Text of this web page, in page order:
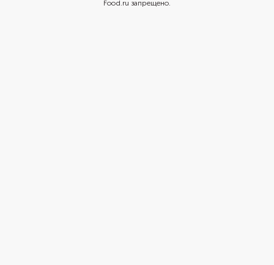
Food.ru запрещено.